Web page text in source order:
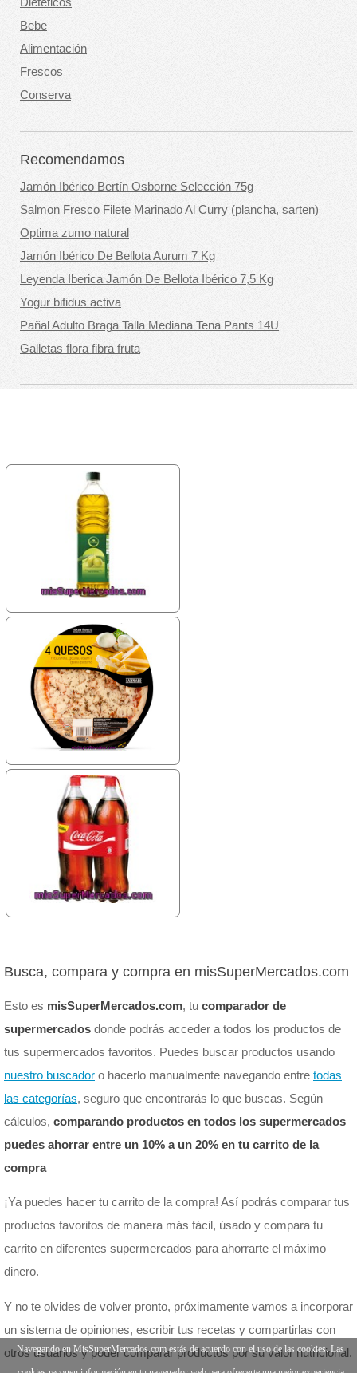
Dietéticos
Bebe
Alimentación
Frescos
Conserva
Recomendamos
Jamón Ibérico Bertín Osborne Selección 75g
Salmon Fresco Filete Marinado Al Curry (plancha, sarten)
Optima zumo natural
Jamón Ibérico De Bellota Aurum 7 Kg
Leyenda Iberica Jamón De Bellota Ibérico 7,5 Kg
Yogur bifidus activa
Pañal Adulto Braga Talla Mediana Tena Pants 14U
Galletas flora fibra fruta
Busca, compara y compra en misSuperMercados.com
Esto es misSuperMercados.com, tu comparador de
supermercados donde podrás acceder a todos los productos de
tus supermercados favoritos. Puedes buscar productos usando
nuestro buscador o hacerlo manualmente navegando entre todas
las categorías, seguro que encontrarás lo que buscas. Según
cálculos, comparando productos en todos los supermercados
puedes ahorrar entre un 10% a un 20% en tu carrito de la
compra
¡Ya puedes hacer tu carrito de la compra! Así podrás comparar tus
productos favoritos de manera más fácil, úsado y compara tu
carrito en diferentes supermercados para ahorrarte el máximo
dinero.
Y no te olvides de volver pronto, próximamente vamos a incorporar
un sistema de opiniones, escribir tus recetas y compartirlas con
otros usuarios y poder comparar productos por su valor nutricional.
Navegando en MisSuperMercados.com estás de acuerdo con el uso de las cookies. Las